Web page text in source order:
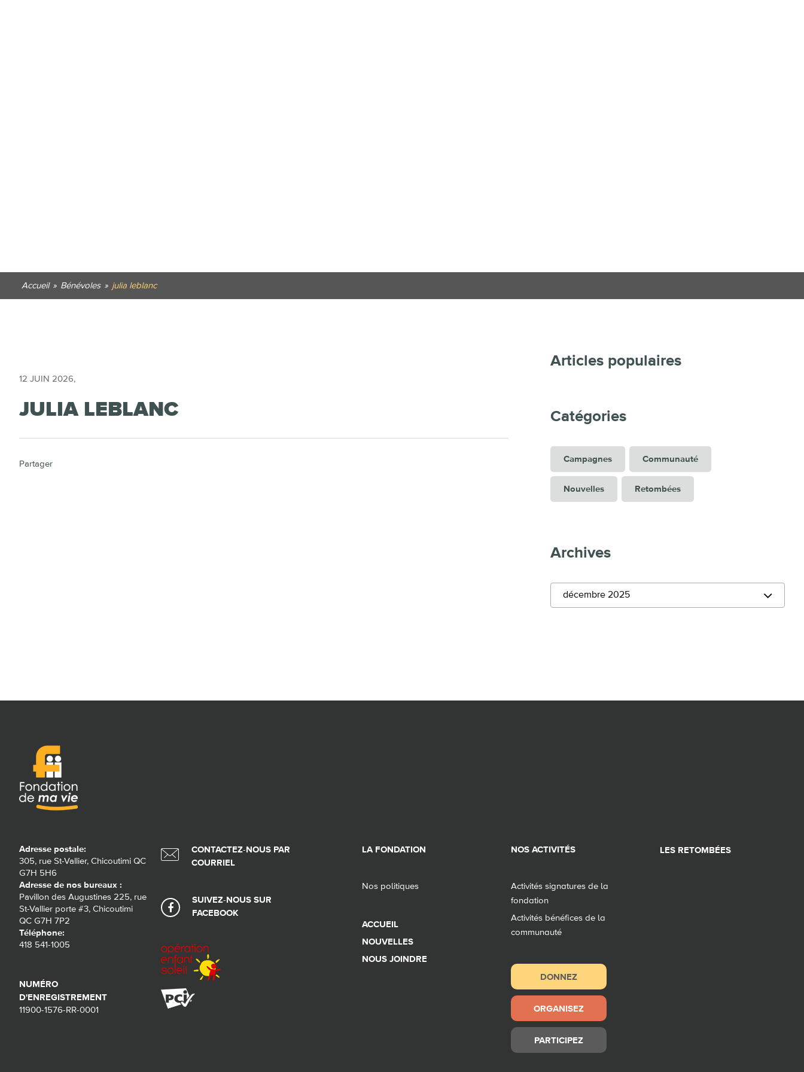
Accueil » Bénévoles » julia leblanc
12 JUIN 2026,
JULIA LEBLANC
Partager
Articles populaires
Catégories
Campagnes Communauté
Nouvelles Retombées
Archives
décembre 2025
Adresse postale:
305, rue St-Vallier, Chicoutimi QC
G7H 5H6
Adresse de nos bureaux :
Pavillon des Augustines 225, rue
St-Vallier porte #3, Chicoutimi
QC G7H 7P2
Téléphone:
418 541-1005
NUMÉRO
D'ENREGISTREMENT
11900-1576-RR-0001
CONTACTEZ-NOUS PAR
COURRIEL
SUIVEZ-NOUS SUR
FACEBOOK
LA FONDATION
Nos politiques
ACCUEIL
NOUVELLES
NOUS JOINDRE
NOS ACTIVITÉS
Activités signatures de la
fondation
Activités bénéfices de la
communauté
DONNEZ
ORGANISEZ
PARTICIPEZ
LES RETOMBÉES